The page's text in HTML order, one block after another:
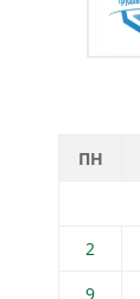
ПН
2
9